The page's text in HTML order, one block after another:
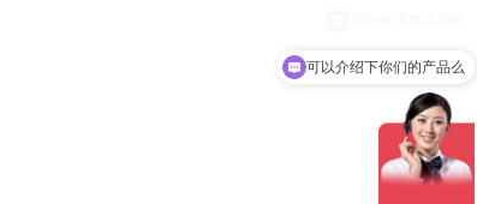
可以介绍下你们的产品么